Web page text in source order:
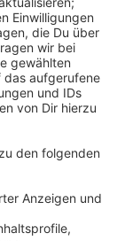
Center“-
mit diesen
haben
Name